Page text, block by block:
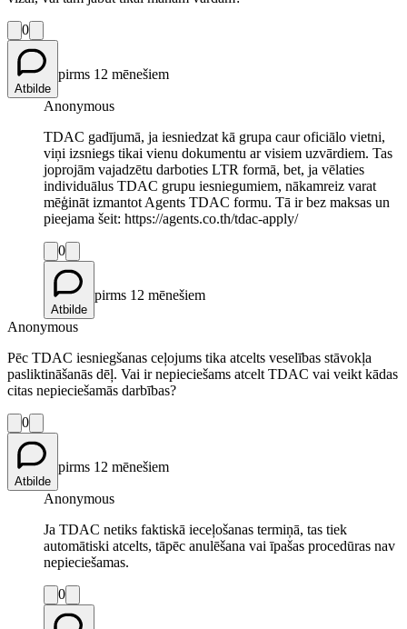
0
Atbilde
pirms 12 mēnešiem
Anonymous
TDAC gadījumā, ja iesniedzat kā grupa caur oficiālo vietni,
viņi izsniegs tikai vienu dokumentu ar visiem uzvārdiem. Tas
joprojām vajadzētu darboties LTR formā, bet, ja vēlaties
individuālus TDAC grupu iesniegumiem, nākamreiz varat
mēģināt izmantot Agents TDAC formu. Tā ir bez maksas un
pieejama šeit: https://agents.co.th/tdac-apply/
0
Atbilde
pirms 12 mēnešiem
Anonymous
Pēc TDAC iesniegšanas ceļojums tika atcelts veselības stāvokļa
pasliktināšanās dēļ. Vai ir nepieciešams atcelt TDAC vai veikt kādas
citas nepieciešamās darbības?
0
Atbilde
pirms 12 mēnešiem
Anonymous
Ja TDAC netiks faktiskā ieceļošanas termiņā, tas tiek
automātiski atcelts, tāpēc anulēšana vai īpašas procedūras nav
nepieciešamas.
0